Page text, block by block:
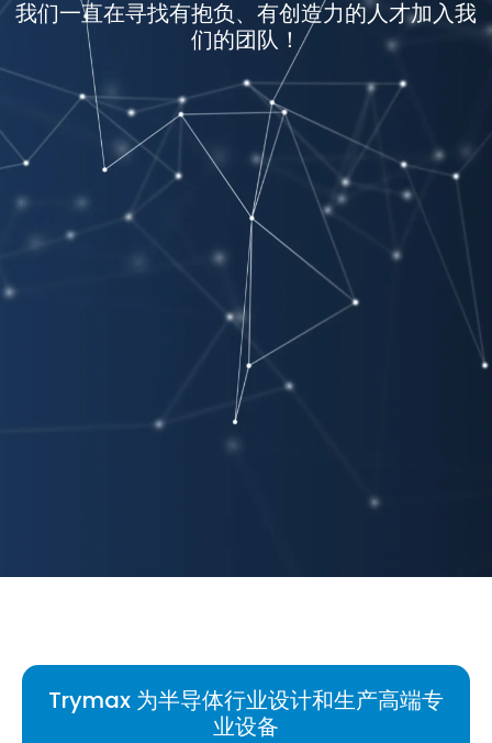
我们一直在寻找有抱负、有创造力的人才加入我
们的团队！
Trymax 为半导体行业设计和生产高端专
业设备